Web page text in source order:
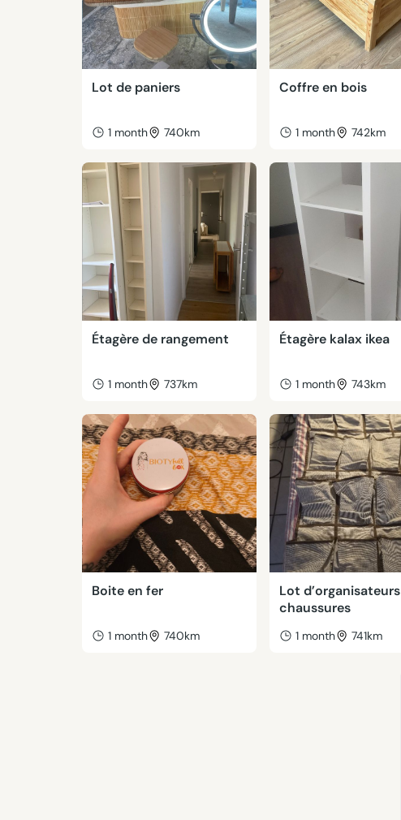
Lot de paniers
1 month 740km
Coffre en bois
1 month 742km
Étagère de rangement
1 month 737km
Étagère kalax ikea
1 month 743km
Boite en fer
1 month 740km
Lot
chaussures
1 month 741km